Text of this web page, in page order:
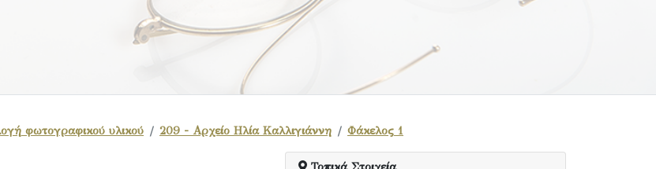
φωτογραφικού υλικού 209 - Αρχείο Ηλία Καλλιγιάννη Φάκελος 1